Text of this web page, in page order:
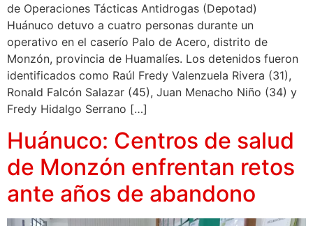
de Operaciones Tácticas Antidrogas (Depotad)
Huánuco detuvo a cuatro personas durante un
operativo en el caserío Palo de Acero, distrito de
Monzón, provincia de Huamalíes. Los detenidos fueron
identificados como Raúl Fredy Valenzuela Rivera (31),
Ronald Falcón Salazar (45), Juan Menacho Niño (34) y
Fredy Hidalgo Serrano […]
Huánuco: Centros de salud
de Monzón enfrentan retos
ante años de abandono